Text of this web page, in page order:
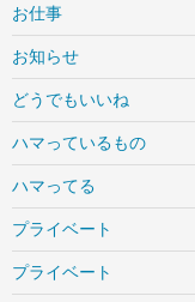
お仕事
お知らせ
どうでもいいね
ハマっているもの
ハマってる
プライベート
プライベート